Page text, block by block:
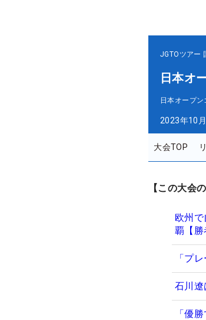
JGTOツアー
日本オ
日本オープ
2023年10
大会TOP
【この大会
欧州
覇【勝
「プ
石川
「優